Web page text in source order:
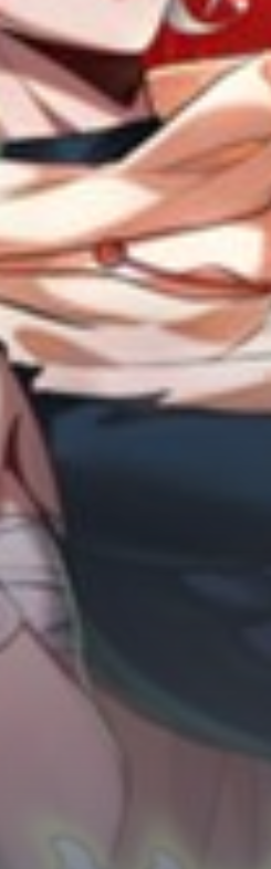
Adventure
Tu Tiên
Ngôn Tình
Slice Of Life
School Life
Manga
Supernatural
Xuyên Không
Shounen
Cổ Đại
Mystery
Webtoon
Horror
Chuyển Sinh
Psychological
Martial Arts
Shoujo